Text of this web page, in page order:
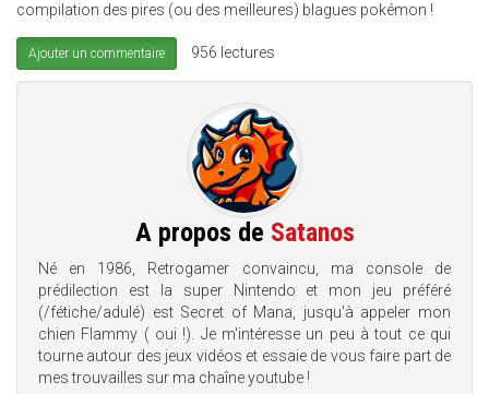
compilation des pires (ou des meilleures) blagues pokémon !
Ajouter un commentaire 956 lectures
A propos de Satanos
Né en 1986, Retrogamer convaincu, ma console de
prédilection est la super Nintendo et mon jeu préféré
(/fétiche/adulé) est Secret of Mana, jusqu'à appeler mon
chien Flammy ( oui !). Je m'intéresse un peu à tout ce qui
tourne autour des jeux vidéos et essaie de vous faire part de
mes trouvailles sur ma chaîne youtube !